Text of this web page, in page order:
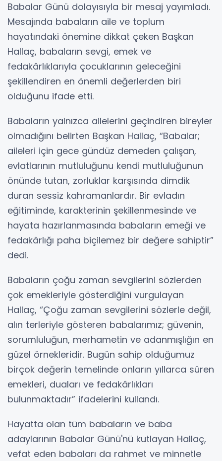
Babalar Günü dolayısıyla bir mesaj yayımladı.
Mesajında babaların aile ve toplum
hayatındaki önemine dikkat çeken Başkan
Hallaç, babaların sevgi, emek ve
fedakârlıklarıyla çocuklarının geleceğini
şekillendiren en önemli değerlerden biri
olduğunu ifade etti.
Babaların yalnızca ailelerini geçindiren bireyler
olmadığını belirten Başkan Hallaç, “Babalar;
aileleri için gece gündüz demeden çalışan,
evlatlarının mutluluğunu kendi mutluluğunun
önünde tutan, zorluklar karşısında dimdik
duran sessiz kahramanlardır. Bir evladın
eğitiminde, karakterinin şekillenmesinde ve
hayata hazırlanmasında babaların emeği ve
fedakârlığı paha biçilemez bir değere sahiptir”
dedi.
Babaların çoğu zaman sevgilerini sözlerden
çok emekleriyle gösterdiğini vurgulayan
Hallaç, “Çoğu zaman sevgilerini sözlerle değil,
alın terleriyle gösteren babalarımız; güvenin,
sorumluluğun, merhametin ve adanmışlığın en
güzel örnekleridir. Bugün sahip olduğumuz
birçok değerin temelinde onların yıllarca süren
emekleri, duaları ve fedakârlıkları
bulunmaktadır” ifadelerini kullandı.
Hayatta olan tüm babaların ve baba
adaylarının Babalar Günü'nü kutlayan Hallaç,
vefat eden babaları da rahmet ve minnetle